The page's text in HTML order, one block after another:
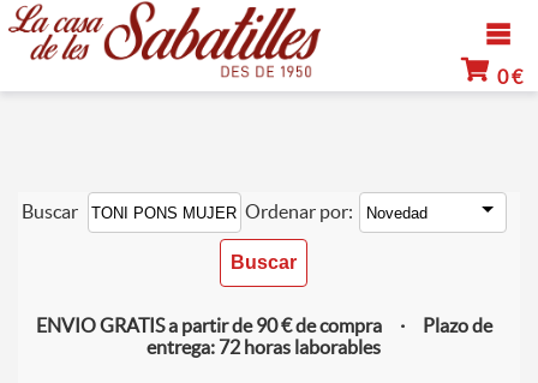
0 €
Buscar Ordenar por:
ENVIO GRATIS a partir de 90 € de compra · Plazo de
entrega: 72 horas laborables